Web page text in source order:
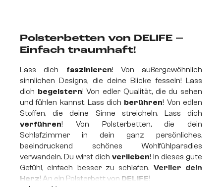
Polsterbetten von DELIFE –
Einfach traumhaft!
Lass dich faszinieren! Von außergewöhnlich
sinnlichen Designs, die deine Blicke fesseln! Lass
dich begeistern! Von edler Qualität, die du sehen
und fühlen kannst. Lass dich berühren! Von edlen
Stoffen, die deine Sinne streicheln. Lass dich
verführen! Von Polsterbetten, die dein
Schlafzimmer in dein ganz persönliches,
beeindruckend schönes Wohlfühlparadies
verwandeln. Du wirst dich verlieben! In dieses gute
Gefühl, einfach besser zu schlafen. Verlier dein
Herz! An ein Polsterbett von DELIFE!